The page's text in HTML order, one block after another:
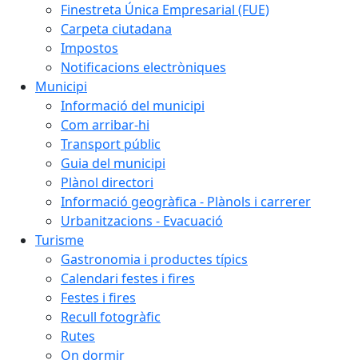
Finestreta Única Empresarial (FUE)
Carpeta ciutadana
Impostos
Notificacions electròniques
Municipi
Informació del municipi
Com arribar-hi
Transport públic
Guia del municipi
Plànol directori
Informació geogràfica - Plànols i carrerer
Urbanitzacions - Evacuació
Turisme
Gastronomia i productes típics
Calendari festes i fires
Festes i fires
Recull fotogràfic
Rutes
On dormir